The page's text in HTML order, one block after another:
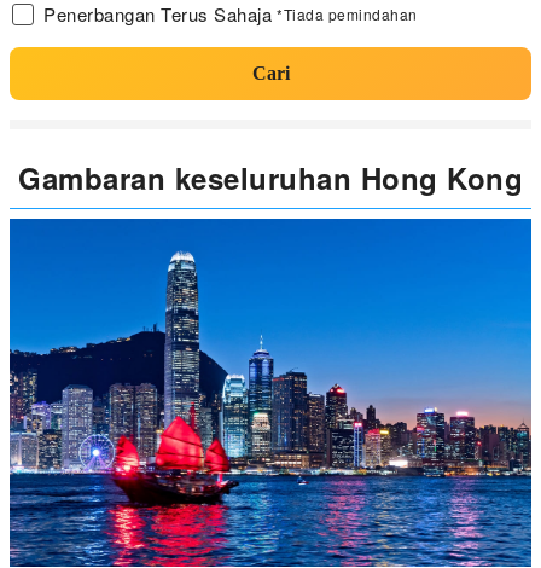
Penerbangan Terus Sahaja *Tiada pemindahan
Cari
Gambaran keseluruhan Hong Kong